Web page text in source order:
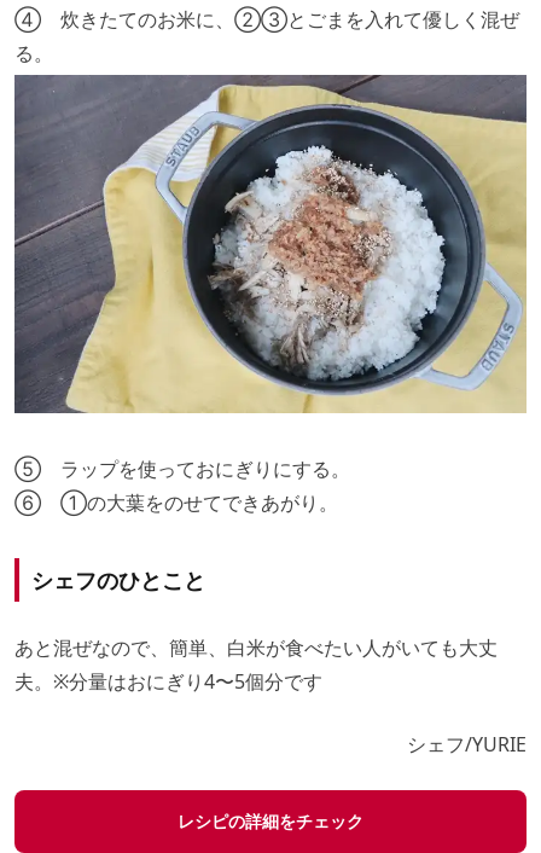
④ 炊きたてのお米に、②③とごまを入れて優しく混ぜ
る。
⑤ ラップを使っておにぎりにする。
⑥ ①の大葉をのせてできあがり。
シェフのひとこと
あと混ぜなので、簡単、白米が食べたい人がいても大丈
夫。※分量はおにぎり4〜5個分です
シェフ/YURIE
レシピの詳細をチェック